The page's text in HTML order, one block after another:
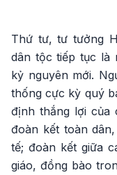
Thứ tư, tư tưởng
dân tộc tiếp tục là
kỷ nguyên mới.
thống cực kỳ quý
định thắng lợi của
đoàn kết toàn
tế; đoàn kết giữa
giáo, đồng bào